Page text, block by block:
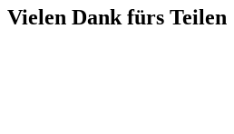
Vielen Dank fürs Teilen